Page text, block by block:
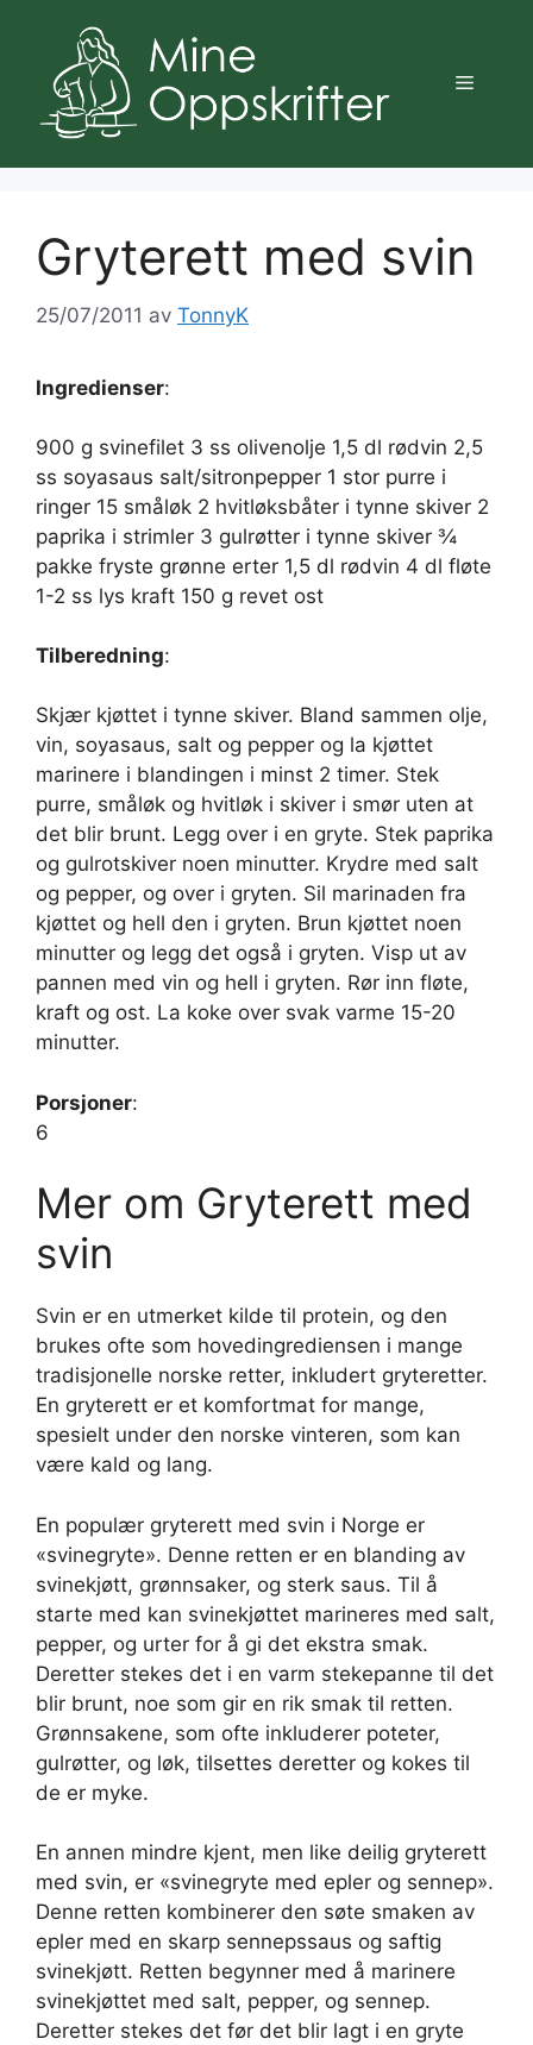
innhold
Meny
Gryterett med svin
25/07/2011 av TonnyK
Ingredienser:
900 g svinefilet 3 ss olivenolje 1,5 dl rødvin 2,5
ss soyasaus salt/sitronpepper 1 stor purre i
ringer 15 småløk 2 hvitløksbåter i tynne skiver 2
paprika i strimler 3 gulrøtter i tynne skiver ¾
pakke fryste grønne erter 1,5 dl rødvin 4 dl fløte
1-2 ss lys kraft 150 g revet ost
Tilberedning:
Skjær kjøttet i tynne skiver. Bland sammen olje,
vin, soyasaus, salt og pepper og la kjøttet
marinere i blandingen i minst 2 timer. Stek
purre, småløk og hvitløk i skiver i smør uten at
det blir brunt. Legg over i en gryte. Stek paprika
og gulrotskiver noen minutter. Krydre med salt
og pepper, og over i gryten. Sil marinaden fra
kjøttet og hell den i gryten. Brun kjøttet noen
minutter og legg det også i gryten. Visp ut av
pannen med vin og hell i gryten. Rør inn fløte,
kraft og ost. La koke over svak varme 15-20
minutter.
Porsjoner:
6
Mer om Gryterett med
svin
Svin er en utmerket kilde til protein, og den
brukes ofte som hovedingrediensen i mange
tradisjonelle norske retter, inkludert gryteretter.
En gryterett er et komfortmat for mange,
spesielt under den norske vinteren, som kan
være kald og lang.
En populær gryterett med svin i Norge er
«svinegryte». Denne retten er en blanding av
svinekjøtt, grønnsaker, og sterk saus. Til å
starte med kan svinekjøttet marineres med salt,
pepper, og urter for å gi det ekstra smak.
Deretter stekes det i en varm stekepanne til det
blir brunt, noe som gir en rik smak til retten.
Grønnsakene, som ofte inkluderer poteter,
gulrøtter, og løk, tilsettes deretter og kokes til
de er myke.
En annen mindre kjent, men like deilig gryterett
med svin, er «svinegryte med epler og sennep».
Denne retten kombinerer den søte smaken av
epler med en skarp sennepssaus og saftig
svinekjøtt. Retten begynner med å marinere
svinekjøttet med salt, pepper, og sennep.
Deretter stekes det før det blir lagt i en gryte